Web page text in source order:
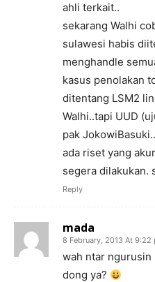
ahli terkait..
sekarang Walhi
sulawesi habis
menghandle
kasus penolakan
ditentang LSM2
Walhi..tapi UUD
pak
ada riset yang
segera dilakukan.
Reply
mada
8 February, 2013 At 9:22
wah ntar
dong ya?